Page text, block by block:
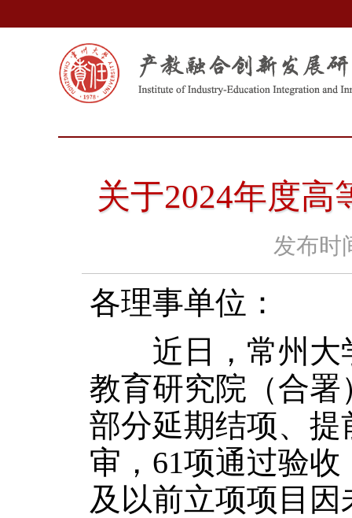
关于2024年度
发布时
各理事单位：
近日，常州大
教育研究院（合署
部分延期结项、
审，61项通过验
及以前立项项目